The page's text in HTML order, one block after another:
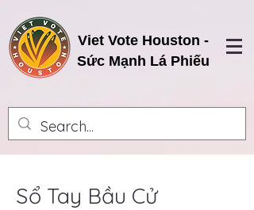
Viet Vote Houston -
Sức Mạnh Lá Phiếu
Sổ Tay Bầu Cử